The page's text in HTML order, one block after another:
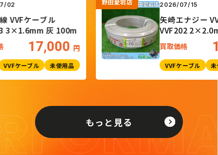
07/02
電線 VVFケーブル
3×1.6mm 灰 100m
格 17,000
材 VVFケーブル 未使用品
野田愛宕店 2026/07/15
矢崎エナジ
VVF202
買取価格
VVFケーブル
もっと見る